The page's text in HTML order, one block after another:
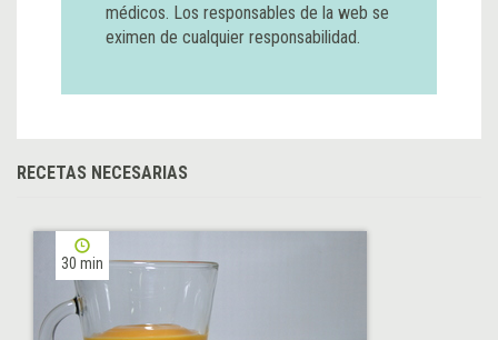
médicos. Los responsables de la web se
eximen de cualquier responsabilidad.
RECETAS NECESARIAS
30 min